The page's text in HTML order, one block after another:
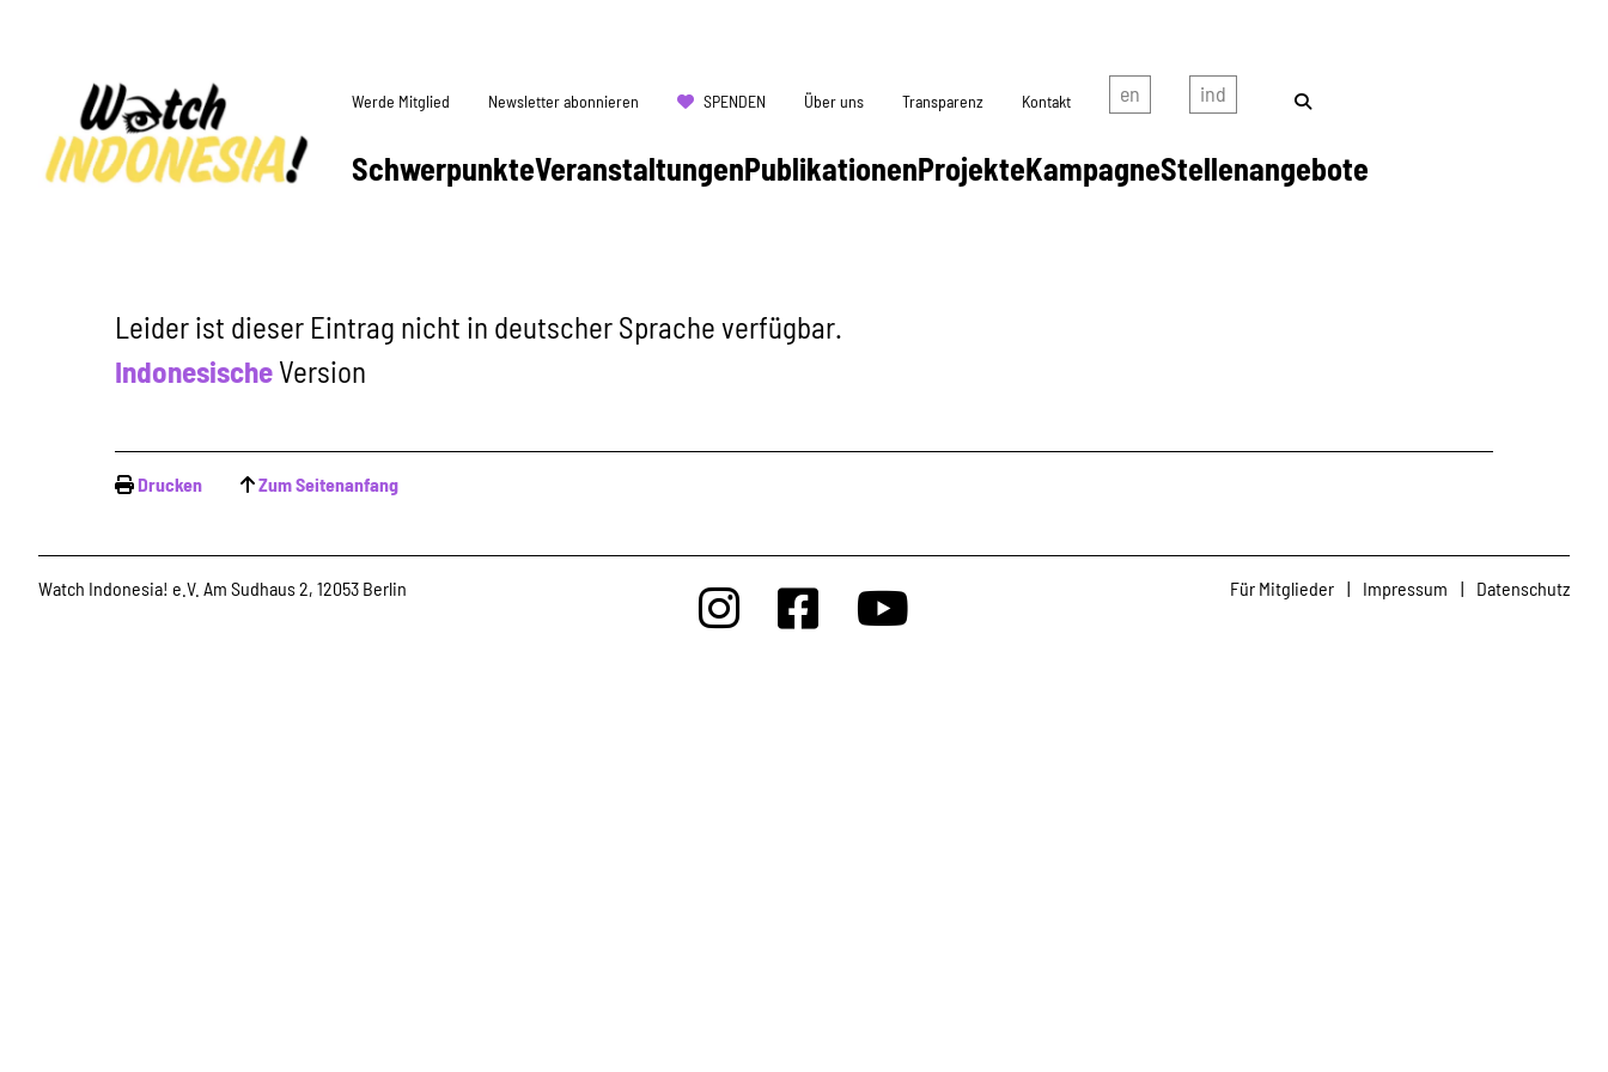
SchwerpunkteVeranstaltungenPublikationenProjekteKampagneStellenangebote
Werde Mitglied Newsletter abonnieren SPENDEN Über uns Transparenz Kontakt
Leider ist dieser Eintrag nicht in deutscher Sprache verfügbar.
Indonesische Version
Drucken Zum Seitenanfang
Watch Indonesia! e.V. Am Sudhaus 2, 12053 Berlin Für Mitglieder | Impressum | Datenschutz